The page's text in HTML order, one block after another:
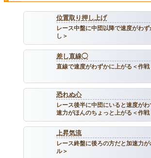
位置取り押し上げ
レース中盤に中団以降で速度がわ
し＞
差し直線◯
直線で速度がわずかに上がる＜作戦
恐れぬ心
レース後半に中団にいると速度が
速力がほんのちょっと上がる＜作戦
上昇気流
レース終盤に後ろの方だと加速力
ル＞